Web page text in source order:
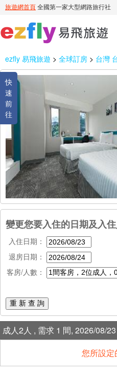
ezfly 易飛旅遊 > 全球訂房 > 台灣
快
速
前
往
變更您要入住的日期及入
入住日期：
退房日期：
客房/人數：
重 新 查 詢
成人2人 , 需求 1 間, 2026/08/
您所設定